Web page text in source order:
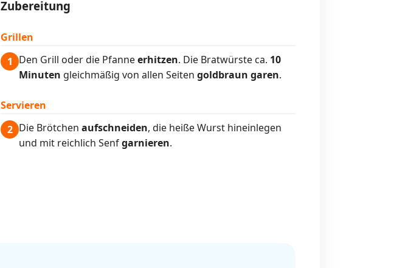
Zubereitung
Grillen
1 Den Grill oder die Pfanneerhitzen. Die Bratwürste ca. 10
Minuten gleichmäßig von allen Seiten goldbraun garen.
Servieren
2 Die Brötchen aufschneiden, die heiße Wurst hineinlegen
und mit reichlich Senfgarnieren.